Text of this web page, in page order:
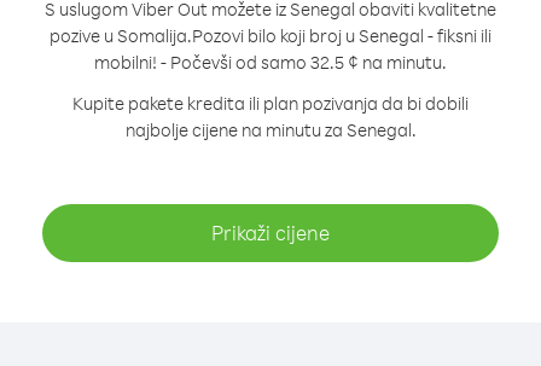
S uslugom Viber Out možete iz Senegal obaviti kvalitetne
pozive u Somalija.Pozovi bilo koji broj u Senegal - fiksni ili
mobilni! - Počevši od samo 32.5 ¢ na minutu.
Kupite pakete kredita ili plan pozivanja da bi dobili
najbolje cijene na minutu za Senegal.
Prikaži cijene